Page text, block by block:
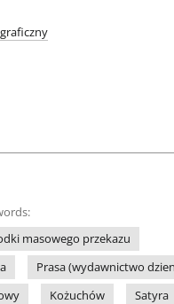
masowego przekazu
Prasa (wydawnictwo
Kożuchów
Satyra